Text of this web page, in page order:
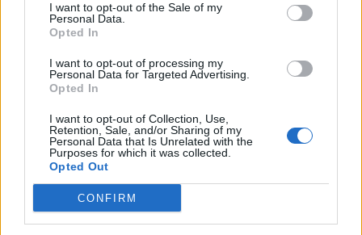
I want to opt-out of the Sale of my
Personal Data.
Opted In
I want to opt-out of processing my
Personal Data for Targeted Advertising.
Opted In
I want to opt-out of Collection, Use,
Retention, Sale, and/or Sharing of my
Personal Data that Is Unrelated with the
Purposes for which it was collected.
Opted Out
CONFIRM
ALTRE NOTIZIE DI SESTO CALENDE